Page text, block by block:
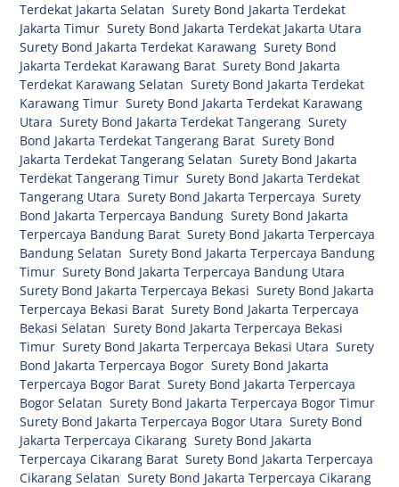
Terdekat Jakarta Selatan ,Surety Bond Jakarta Terdekat
Jakarta Timur ,Surety Bond Jakarta Terdekat Jakarta Utara
Surety Bond Jakarta Terdekat Karawang ,Surety Bond
Jakarta Terdekat Karawang Barat ,Surety Bond Jakarta
Terdekat Karawang Selatan ,Surety Bond Jakarta Terdekat
Karawang Timur ,Surety Bond Jakarta Terdekat Karawang
Utara ,Surety Bond Jakarta Terdekat Tangerang ,Surety
Bond Jakarta Terdekat Tangerang Barat ,Surety Bond
Jakarta Terdekat Tangerang Selatan ,Surety Bond Jakarta
Terdekat Tangerang Timur ,Surety Bond Jakarta Terdekat
Tangerang Utara ,Surety Bond Jakarta Terpercaya ,Surety
Bond Jakarta Terpercaya Bandung ,Surety Bond Jakarta
Terpercaya Bandung Barat ,Surety Bond Jakarta Terpercaya
Bandung Selatan ,Surety Bond Jakarta Terpercaya Bandung
Timur ,Surety Bond Jakarta Terpercaya Bandung Utara
Surety Bond Jakarta Terpercaya Bekasi ,Surety Bond Jakarta
Terpercaya Bekasi Barat ,Surety Bond Jakarta Terpercaya
Bekasi Selatan ,Surety Bond Jakarta Terpercaya Bekasi
Timur ,Surety Bond Jakarta Terpercaya Bekasi Utara ,Surety
Bond Jakarta Terpercaya Bogor ,Surety Bond Jakarta
Terpercaya Bogor Barat ,Surety Bond Jakarta Terpercaya
Bogor Selatan ,Surety Bond Jakarta Terpercaya Bogor Timur
Surety Bond Jakarta Terpercaya Bogor Utara ,Surety Bond
Jakarta Terpercaya Cikarang ,Surety Bond Jakarta
Terpercaya Cikarang Barat ,Surety Bond Jakarta Terpercaya
Cikarang Selatan ,Surety Bond Jakarta Terpercaya Cikarang